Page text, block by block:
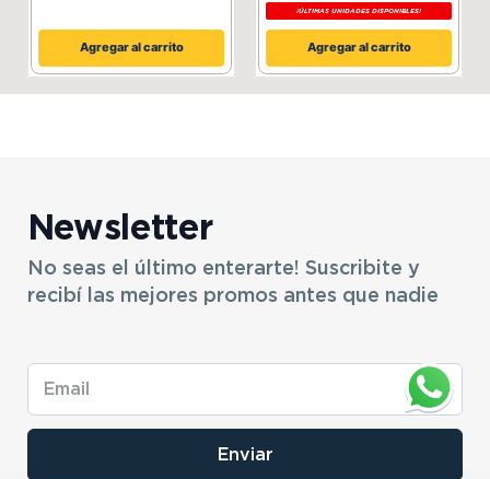
Agregar al carrito
¡ÚLTIMAS UNIDADES DISPONIBLES!
Agregar al carrito
Newsletter
No seas el último enterarte! Suscribite y
recibí las mejores promos antes que nadie
Enviar